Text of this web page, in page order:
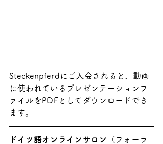
Steckenpferdにご入会されると、動画
に使われているプレゼンテーションフ
ァイルをPDFとしてダウンロードでき
ます。
ドイツ語オンラインサロン
（フォーラ